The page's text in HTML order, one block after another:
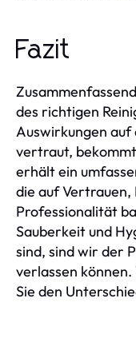
Fazit
des richtigen
Auswirkungen auf
vertraut,
erhält ein
die auf
Professionalität
Sauberkeit und
sind, sind wir der
verlassen
Sie den